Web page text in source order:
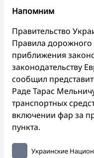
Напомним
Правительство
Правила
приближения
законодательству
сообщил
Раде Тарас
транспортных
включении фар за
пункта.
Украинские